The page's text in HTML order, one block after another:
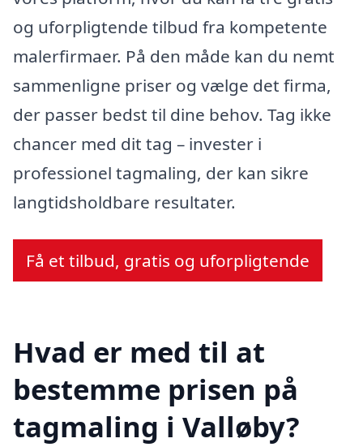
og uforpligtende tilbud fra kompetente
malerfirmaer. På den måde kan du nemt
sammenligne priser og vælge det firma,
der passer bedst til dine behov. Tag ikke
chancer med dit tag – invester i
professionel tagmaling, der kan sikre
langtidsholdbare resultater.
Få et tilbud, gratis og uforpligtende
Hvad er med til at
bestemme prisen på
tagmaling i Valløby?